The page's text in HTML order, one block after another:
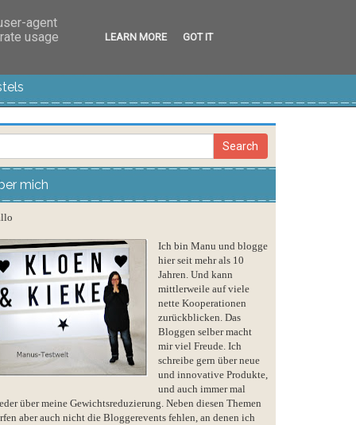
mich
Ich bin Manu und blogge
hier seit mehr als 10
Jahren. Und kann
mittlerweile auf viele
nette Kooperationen
zurückblicken. Das
Bloggen selber macht
mir viel Freude. Ich
schreibe gern über neue
und innovative Produkte,
und auch immer mal
über meine Gewichtsreduzierung. Neben diesen Themen
aber auch nicht die Bloggerevents fehlen, an denen ich
agent
usage
LEARN MORE GOT IT